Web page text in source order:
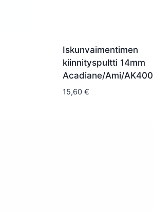
Iskunvaimentimen
kiinnityspultti 14mm
Acadiane/Ami/AK400
15,60 €